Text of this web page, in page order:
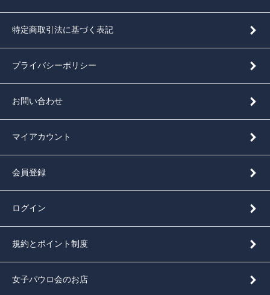
特定商取引法に基づく表記
プライバシーポリシー
お問い合わせ
マイアカウント
会員登録
ログイン
規約とポイント制度
女子パウロ会のお店